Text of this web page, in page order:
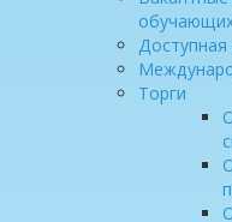
Доступная
Торги